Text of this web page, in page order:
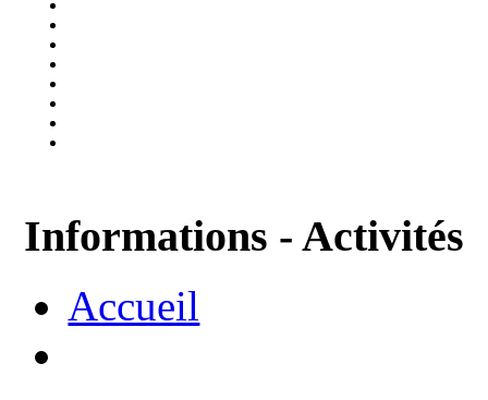
Informations - Activités
Accueil